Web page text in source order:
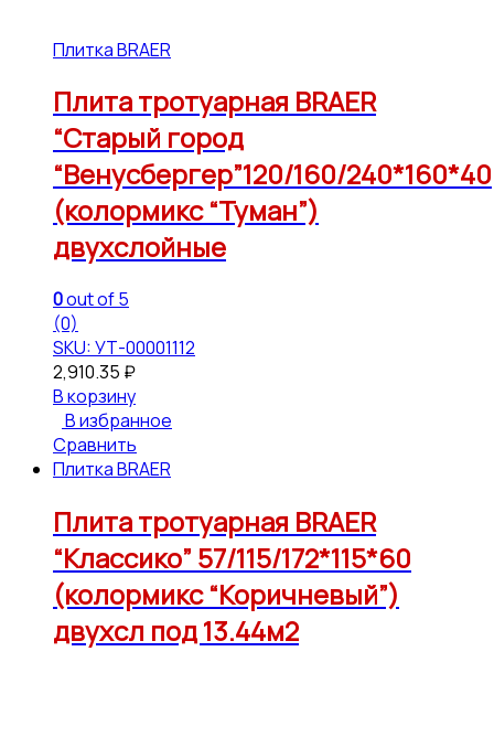
Плитка BRAER
Плита тротуарная BRAER
“Старый город
“Венусбергер”120/160/240*160*40
(колормикс “Туман”)
двухслойные
0out of 5
(0)
SKU: УТ-00001112
2,910.35 ₽
В корзину
В избранное
Сравнить
Плитка BRAER
Плита тротуарная BRAER
“Классико” 57/115/172*115*60
(колормикс “Коричневый”)
двухсл под 13.44м2